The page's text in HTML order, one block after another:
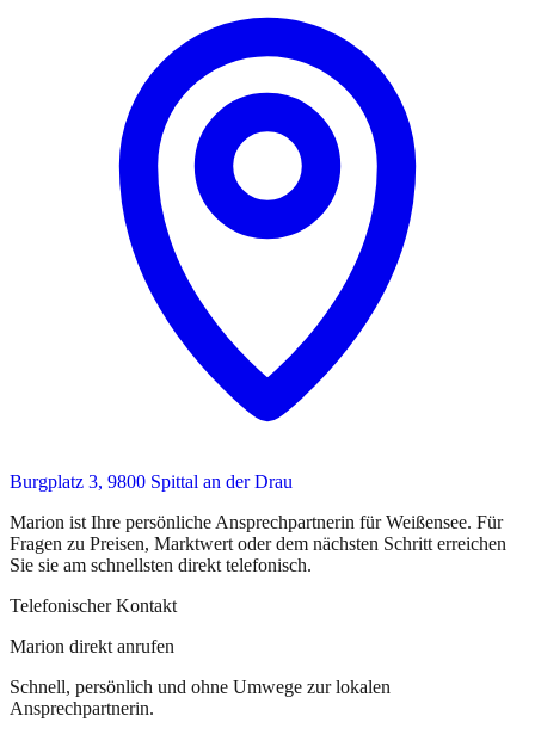
Burgplatz 3, 9800 Spittal an der Drau
Marion ist Ihre persönliche Ansprechpartnerin für Weißensee. Für
Fragen zu Preisen, Marktwert oder dem nächsten Schritt erreichen
Sie sie am schnellsten direkt telefonisch.
Telefonischer Kontakt
Marion direkt anrufen
Schnell, persönlich und ohne Umwege zur lokalen
Ansprechpartnerin.